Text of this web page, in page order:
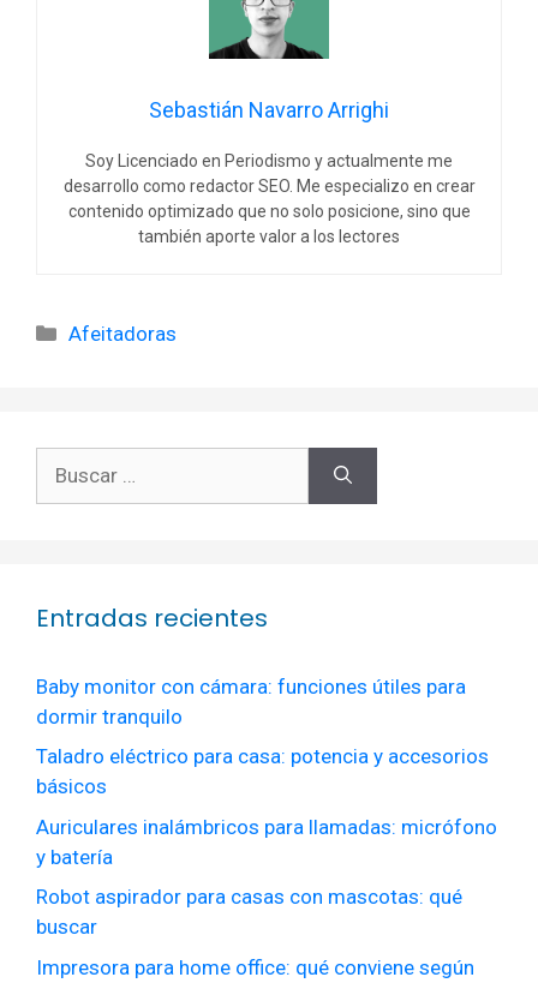
Sebastián Navarro Arrighi
Soy Licenciado en Periodismo y actualmente me
desarrollo como redactor SEO. Me especializo en crear
contenido optimizado que no solo posicione, sino que
también aporte valor a los lectores
Categorías
Afeitadoras
Entradas recientes
Baby monitor con cámara: funciones útiles para
dormir tranquilo
Taladro eléctrico para casa: potencia y accesorios
básicos
Auriculares inalámbricos para llamadas: micrófono
y batería
Robot aspirador para casas con mascotas: qué
buscar
Impresora para home office: qué conviene según